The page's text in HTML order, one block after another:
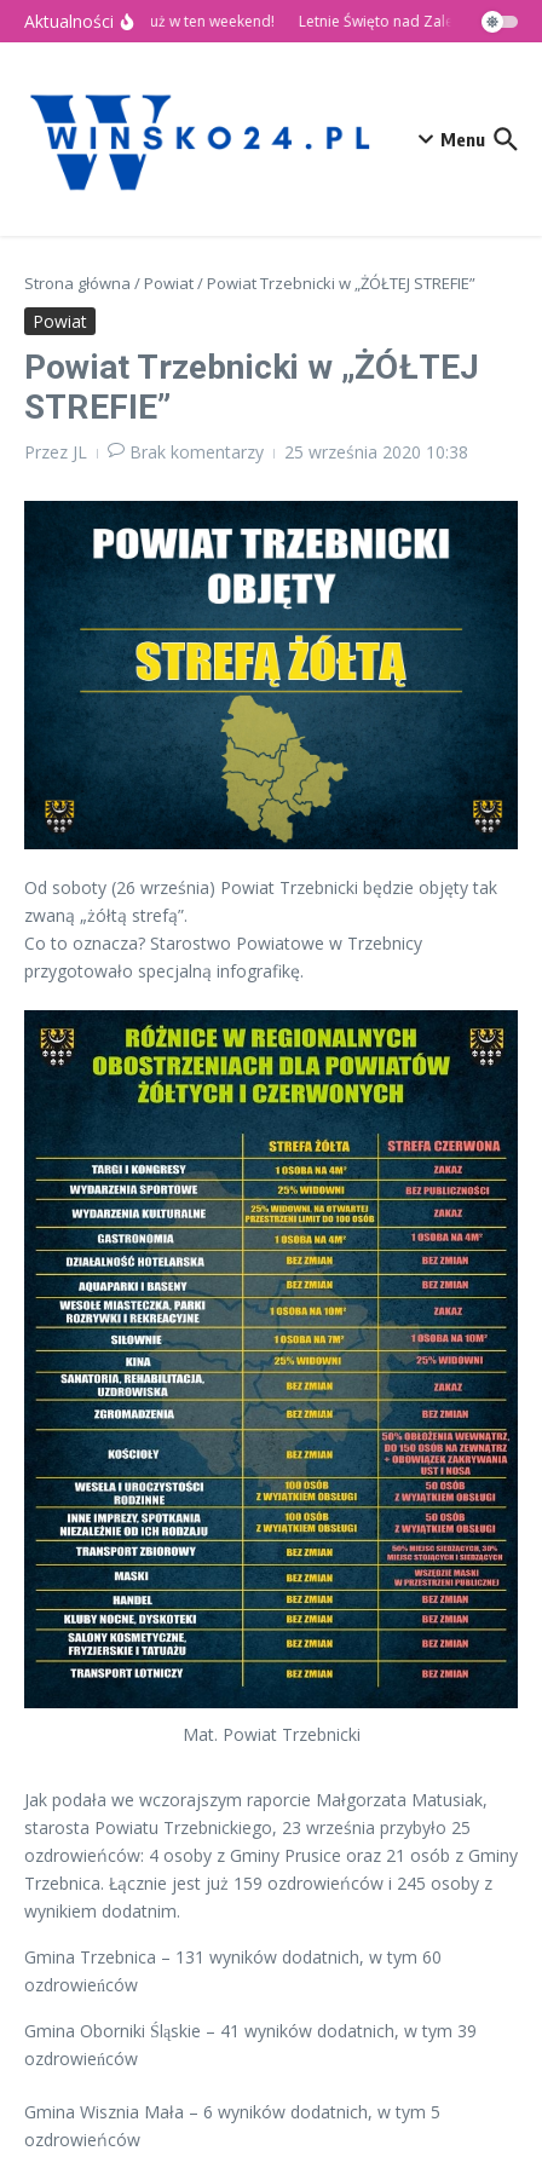
Przejdź do treści
Aktualności
🎉 Dni Wińska 2026 już w ten weekend! Letnie Święto nad Zalewem Słup
Menu
Strona główna / Powiat/ Powiat Trzebnicki w „ŻÓŁTEJ STREFIE”
Powiat
Powiat Trzebnicki w „ŻÓŁTEJ
STREFIE”
Przez JL Brak komentarzy 25 września 2020 10:38
Od soboty (26 września) Powiat Trzebnicki będzie objęty tak
zwaną „żółtą strefą”.
Co to oznacza? Starostwo Powiatowe w Trzebnicy
przygotowało specjalną infografikę.
Mat. Powiat Trzebnicki
Jak podała we wczorajszym raporcie Małgorzata Matusiak,
starosta Powiatu Trzebnickiego, 23 września przybyło 25
ozdrowieńców: 4 osoby z Gminy Prusice oraz 21 osób z Gminy
Trzebnica. Łącznie jest już 159 ozdrowieńców i 245 osoby z
wynikiem dodatnim.
Gmina Trzebnica – 131 wyników dodatnich, w tym 60
ozdrowieńców
Gmina Oborniki Śląskie – 41 wyników dodatnich, w tym 39
ozdrowieńców
Gmina Wisznia Mała – 6 wyników dodatnich, w tym 5
ozdrowieńców